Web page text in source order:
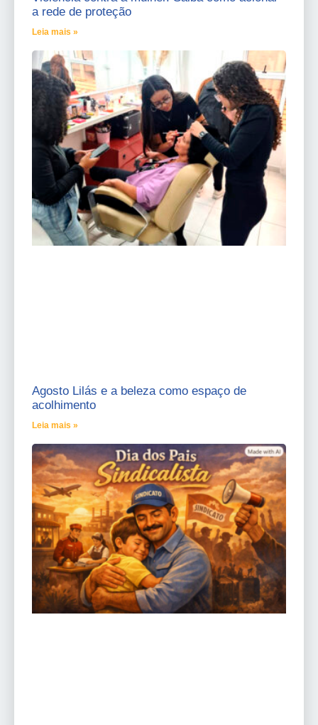
a rede de proteção
Leia mais »
Agosto Lilás e a beleza como espaço de
acolhimento
Leia mais »